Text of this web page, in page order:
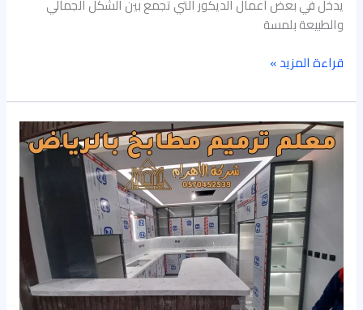
يدخل في بعض أعمال الديكور التي تجمع بين الشكل الجمالي
والطبيعة بلمسة
قراءة المزيد »
معلم
ترميم
مطابخ
بالرياض